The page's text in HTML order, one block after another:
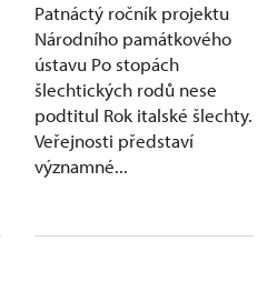
Patnáctý ročník projektu
Národního památkového
ústavu Po stopách
šlechtických rodů nese
podtitul Rok italské šlechty.
Veřejnosti představí
významné...